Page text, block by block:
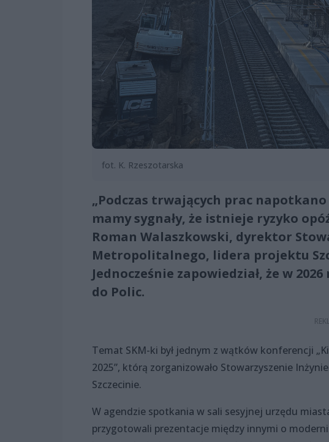
fot. K. Rzeszotarska
„Podczas trwających prac
mamy sygnały, że istnieje ryzyko
Roman Walaszkowski, dyrektor
Metropolitalnego, lidera projektu
Jednocześnie zapowiedział, że w
do Polic.
Temat SKM-ki był jednym z wątków konferencji
2025”, którą zorganizowało Stowarzyszenie
Szczecinie.
W agendzie spotkania w sali sesyjnej urzędu
przygotowali prezentacje między innymi o